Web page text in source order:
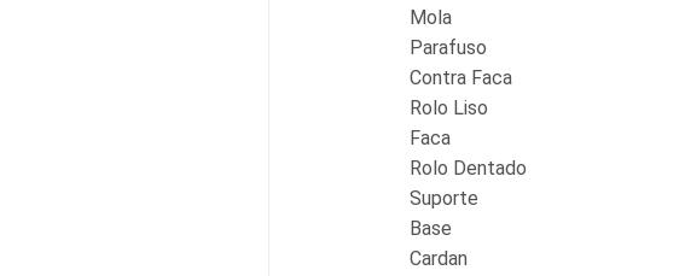
Mola
Parafuso
Contra Faca
Rolo Liso
Faca
Rolo Dentado
Suporte
Base
Cardan